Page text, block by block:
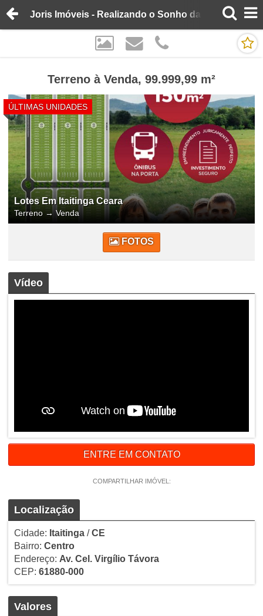
Joris Imóveis - Realizando o Sonho da Casa Própria
Terreno à Venda, 99.999,99 m²
ÚLTIMAS UNIDADES
Lotes Em Itaitinga Ceara
Terreno → Venda
FOTOS
Vídeo
ENTRE EM CONTATO
COMPARTILHAR IMÓVEL:
Localização
Cidade: Itaitinga/CE
Bairro: Centro
Endereço: Av. Cel. Virgílio Távora
CEP: 61880-000
Valores